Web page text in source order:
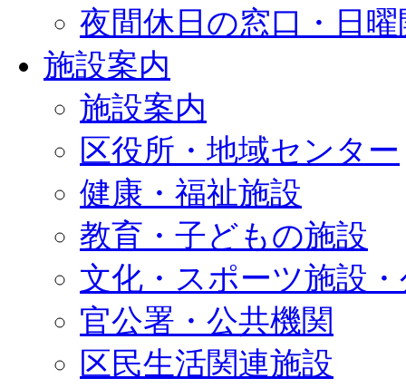
夜間休日の窓口・日曜
施設案内
施設案内
区役所・地域センター
健康・福祉施設
教育・子どもの施設
文化・スポーツ施設
官公署・公共機関
区民生活関連施設